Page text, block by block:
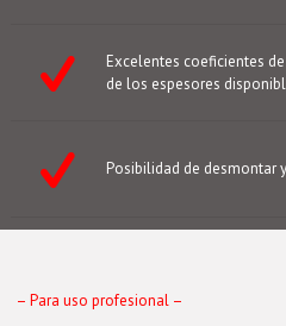
Excelentes coeficientes
de los espesores
Posibilidad de desmontar
– Para uso profesional –